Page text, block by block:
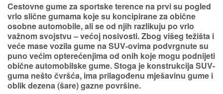
Cestovne gume za sportske terence na prvi su pogled
vrlo slične gumama koje su koncipirane za obične
osobne automobile, ali se od njih razlikuju po vrlo
važnom svojstvu – većoj nosivosti. Zbog višeg težišta i
veće mase vozila gume na SUV-ovima podvrgnute su
puno većim opterećenjima od onih koje mogu podnijeti
obične automobilske gume. Stoga je konstrukcija SUV-
guma nešto čvršća, ima prilagođenu mješavinu gume i
oblik dezena (šare) gazne površine.